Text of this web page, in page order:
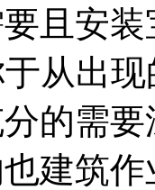
且安
从出现
的需
建筑